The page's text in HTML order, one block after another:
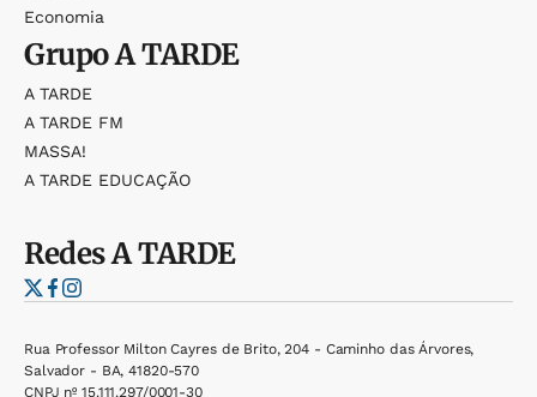
Economia
GrupoA TARDE
A TARDE
A TARDE FM
MASSA!
A TARDE EDUCAÇÃO
RedesA TARDE
Rua Professor Milton Cayres de Brito, 204 - Caminho das Árvores,
Salvador - BA, 41820-570
CNPJ nº 15.111.297/0001-30